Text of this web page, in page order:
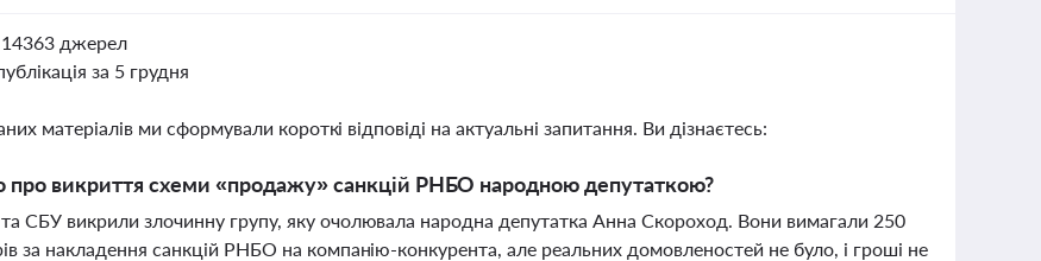
14363 джерел
за 5 грудня
матеріалів ми сформували короткі відповіді на актуальні запитання. Ви дізнаєтесь:
викриття схеми «продажу» санкцій РНБО народною депутаткою?
СБУ викрили злочинну групу, яку очолювала народна депутатка Анна Скороход. Вони вимагали 250
за накладення санкцій РНБО на компанію-конкурента, але реальних домовленостей не було, і гроші не